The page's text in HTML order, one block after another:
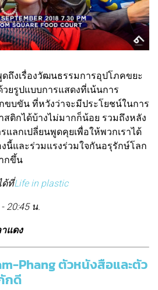
ถึงเรื่องวัฒนธรรมการอุปโภคขยะ
ยรูปแบบการแสดงที่เน้นการ
ขบขัน ที่หวังว่าจะมีประโยชน์ในการ
ติกได้บ้างไม่มากก็น้อย รวมถึงหลัง
แลกเปลี่ยนพูดคุยเพื่อให้พวกเราได้
นี้และร่วมแรงร่วมใจกันอรุรักษ์โลก
กขึ้น
ด้ที่Life in plastic
20:45 น.
แดง
Phang ตัวหนังสือและตัว
กดี